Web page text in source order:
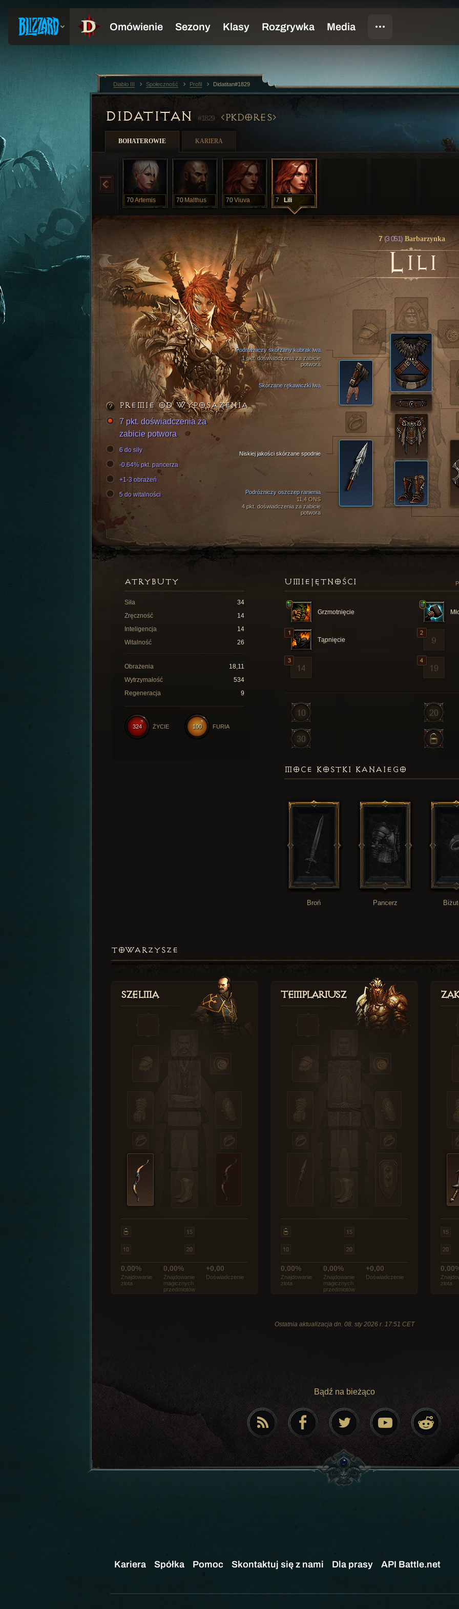
DIDATITAN #1829 PKDORES
BOHATEROWIE KARIERA
70Artemis 70 Malthus 70Viuva 7 Lili
7(3 051) Barbarzynka
LILI
Podróżniczy skórzany kubrak lwa
1 pkt. doświadczenia za zabicie
potwora
Skórzane rękawiczki lwa
Niskiej jakości skórzane spodnie
Podróżniczy oszczep ranienia
11,4 ONS
4 pkt. doświadczenia za zabicie
potwora
PREMIE OD WYPOSAŻENIA
7 pkt. doświadczenia za
zabicie potwora
6 do siły
-0.64% pkt. pancerza
+1-3 obrażeń
5 do witalności
UMIEJĘTNOŚCI
Grzmotnięcie
Tąpnięcie
ATRYBUTY
Siła
34
Zręczność
14
Inteligencja
14
Witalność
26
Obrażenia
18,11
Wytrzymałość
534
Regeneracja
9
100 FURIA
324 ŻYCIE
MOCE KOSTKI KANAIEGO
Broń Pancerz
TOWARZYSZE
Szelma
0,00%
Znajdowanie
złota
0,00%
Znajdowanie
magicznych
przedmiotów
+0,00
Doświadczenie
Templariusz
0,00%
Znajdowanie
złota
0,00%
Znajdowanie
magicznych
przedmiotów
+0,00
Doświadczenie
złota
Ostatnia aktualizacja dn. 08. sty 2026 r. 17:51 CET
Bądź na bieżąco
Diablo III Społeczność Profil Didatitan#1829